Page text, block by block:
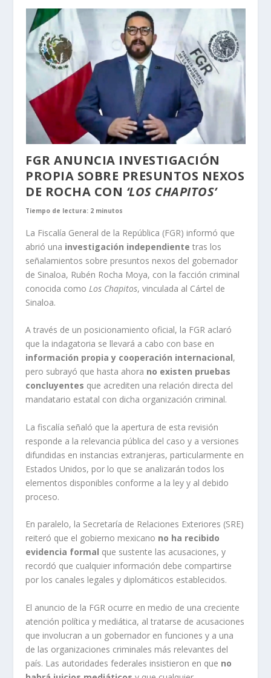
FGR ANUNCIA INVESTIGACIÓN
PROPIA SOBRE PRESUNTOS NEXOS
DE ROCHA CON ‘LOS CHAPITOS’
Tiempo de lectura: 2 minutos
La Fiscalía General de la República (FGR) informó que
abrió una investigación independiente tras los
señalamientos sobre presuntos nexos del gobernador
de Sinaloa, Rubén Rocha Moya, con la facción criminal
conocida comoLos Chapitos, vinculada al Cártel de
Sinaloa.
A través de un posicionamiento oficial, la FGR aclaró
que la indagatoria se llevará a cabo con base en
información propia y cooperación internacional,
pero subrayó que hasta ahora no existen pruebas
concluyentes que acrediten una relación directa del
mandatario estatal con dicha organización criminal.
La fiscalía señaló que la apertura de esta revisión
responde a la relevancia pública del caso y a versiones
difundidas en instancias extranjeras, particularmente en
Estados Unidos, por lo que se analizarán todos los
elementos disponibles conforme a la ley y al debido
proceso.
En paralelo, la Secretaría de Relaciones Exteriores (SRE)
reiteró que el gobierno mexicano no ha recibido
evidencia formal que sustente las acusaciones, y
recordó que cualquier información debe compartirse
por los canales legales y diplomáticos establecidos.
El anuncio de la FGR ocurre en medio de una creciente
atención política y mediática, al tratarse de acusaciones
que involucran a un gobernador en funciones y a una
de las organizaciones criminales más relevantes del
país. Las autoridades federales insistieron en que no